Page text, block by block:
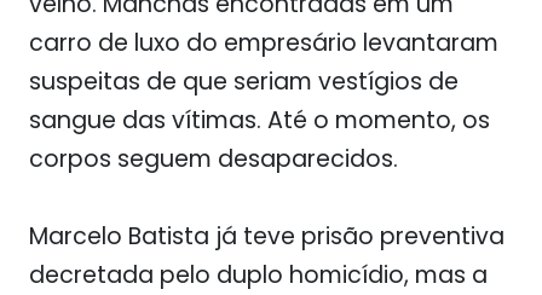
carro de luxo do empresário levantaram
suspeitas de que seriam vestígios de
sangue das vítimas. Até o momento, os
corpos seguem desaparecidos.
Marcelo Batista já teve prisão preventiva
decretada pelo duplo homicídio, mas a